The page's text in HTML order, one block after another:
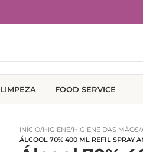
LIMPEZA FOOD SERVICE
INÍCIO/HIGIENE/HIGIENE DAS MÃOS/
ÁLCOOL 70% 400 ML REFIL SPRAY